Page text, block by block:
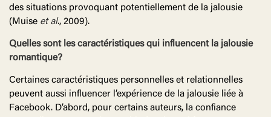
des situations provoquant potentiellement de la jalousie
(Muise et al., 2009).
Quelles sont les caractéristiques qui influencent la jalousie
romantique?
Certaines caractéristiques personnelles et relationnelles
peuvent aussi influencer l’expérience de la jalousie liée à
Facebook. D’abord, pour certains auteurs, la confiance